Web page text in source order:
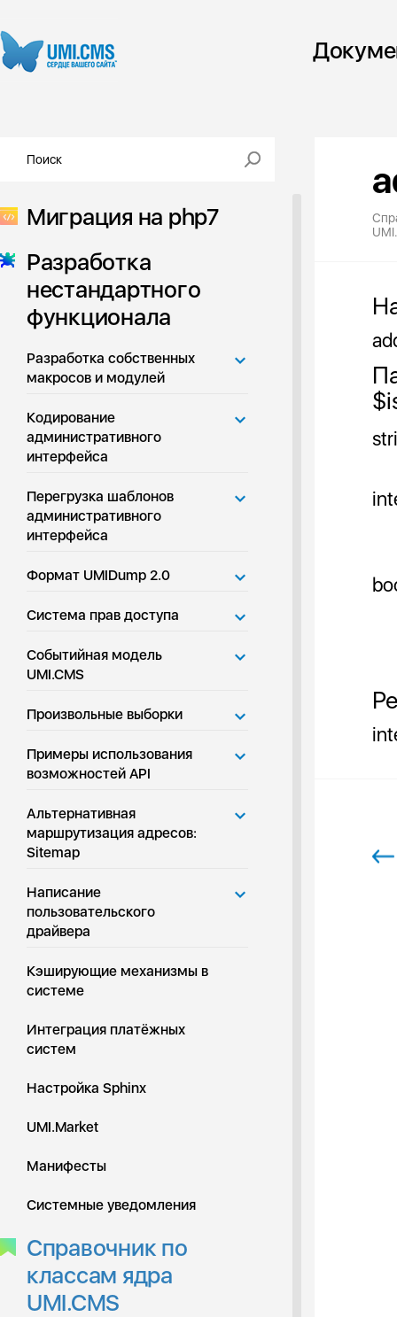
Миграция на php7
Разработка
нестандартного
функционала
Разработка собственных
макросов и модулей
Кодирование
административного
интерфейса
Перегрузка шаблонов
административного
интерфейса
Формат UMIDump 2.0
Система прав доступа
Событийная модель
UMI.CMS
Произвольные выборки
Примеры использования
возможностей API
Альтернативная
маршрутизация адресов:
Sitemap
Написание
пользовательского
драйвера
Кэширующие механизмы в
системе
Интеграция платёжных
систем
Настройка Sphinx
UMI.Market
Манифесты
Системные уведомления
Справочник по
классам ядра
UMI.CMS